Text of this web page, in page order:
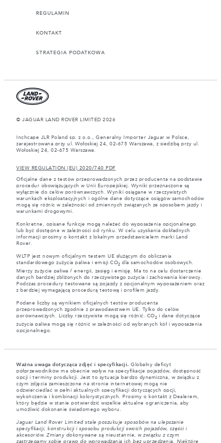
REGULAMIN
KONTAKT
STRATEGIA PODATKOWA
© JAGUAR LAND ROVER LIMITED 2026
Inchcape JLR Poland sp. z o.o., Generalny Importer Jaguar w Polsce,
zarejestrowana przy ul. Wołoskiej 24, 02-675 Warszawa, z siedzibą przy ul.
Wołoskiej 24, 02-675 Warszawa.
VIEW REGULATION (EU) 2020/740 PDF
Oficjalne dane z testów przeprowadzonych przez producenta na podstawie
procedur obowiązujących w Unii Europejskiej. Wyniki przeznaczone są
wyłącznie do celów porównawczych. Wyniki osiągane w rzeczywistych
warunkach eksploatacyjnych i ogólne dane dotyczące osiągów samochodów
mogą się różnic w zależności od zmiennych związanych ze sposobem jazdy i
warunkami drogowymi.
Konkretne, opisane funkcje mogą należeć do wyposażenia opcjonalnego
lub być dostępne w zależności od rynku. W celu uzyskania dokładnych
informacji prosimy o kontakt z lokalnym przedstawicielem marki Land
Rover.
WLTP jest nowym oficjalnym testem UE służącym do obliczania
standardowego zużycia paliwa i emisji CO2 dla samochodów osobowych.
Mierzy zużycie paliwa / energii, zasięg i emisję. Ma to na celu dostarczenie
danych bardziej zbliżonych do rzeczywistego zużycia i zachowania kierowcy.
Podczas procedury testowane są pojazdy z opcjonalnym wyposażeniem oraz
z bardziej wymagającą procedurą testową i profilem jazdy.
Podane liczby są wynikiem oficjalnych testów producenta
przeprowadzonych zgodnie z prawodawstwem UE. Tylko do celów
porównawczych. Liczby rzeczywiste mogą się różnić. CO2 i dane dotyczące
zużycia paliwa mogą się różnić w zależności od wybranych kół i wyposażenia
opcjonalnego.
Ważna uwaga dotycząca zdjęć i specyfikacji. Globalny deficyt
półprzewodników ma obecnie wpływ na specyfikacje pojazdów, dostępność
opcji i terminy produkcji. Jest to sytuacja bardzo dynamiczna, w związku z
czym zdjęcia zamieszczone na stronie internetowej mogą nie
odzwierciedlać w pełni aktualnych specyfikacji dotyczących opcji,
wykończenia i kombinacji kolorystycznych. Prosimy o kontakt z Dealerem,
który będzie w stanie potwierdzić wszelkie aktualne ograniczenia, aby
umożliwić dokonanie świadomego wyboru.
Jaguar Land Rover Limited stale poszukuje sposobów na ulepszanie
specyfikacji, konstrukcji i sposobu produkcji swoich pojazdów, części i
akcesoriów. Zmiany dokonywane są nieustannie, w związku z czym
zastrzegamy sobie prawo do wprowadzania ich bez uprzedzenia. Niektóre